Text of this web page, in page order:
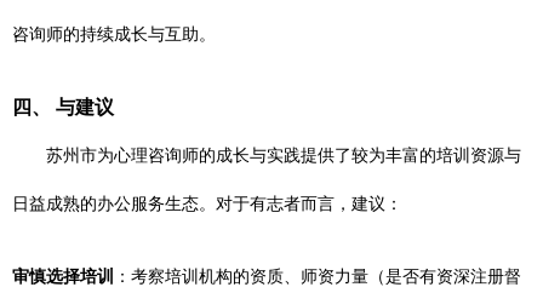
咨询师的持续成长与互助。
四、 与建议
苏州市为心理咨询师的成长与实践提供了较为丰富的培训资源与
日益成熟的办公服务生态。对于有志者而言，建议：
审慎选择培训 ：考察培训机构的资质、师资力量（是否有资深注册督